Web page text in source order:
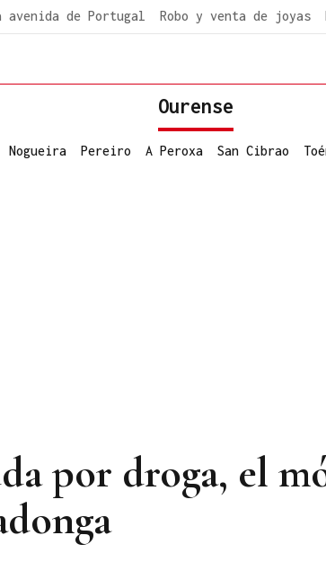
avenida de Portugal Robo y venta de joyas
Ourense
Nogueira Pereiro A Peroxa San Cibrao
por droga, el